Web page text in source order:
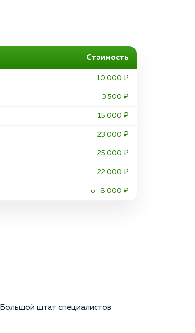
Стоимость
10 000 ₽
3 500 ₽
15 000 ₽
23 000 ₽
25 000 ₽
22 000 ₽
от 8 000 ₽
Большой штат специалистов